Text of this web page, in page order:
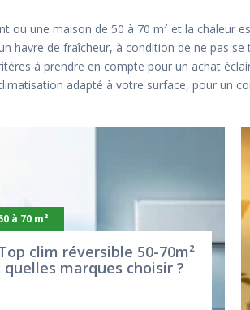
ou une maison de 50 à 70 m² et la chaleur
havre de fraîcheur, à condition de ne pas
à prendre en compte pour un achat
adapté à votre surface, pour un
à 70 m²
clim réversible 50-70m²
quelles marques choisir ?